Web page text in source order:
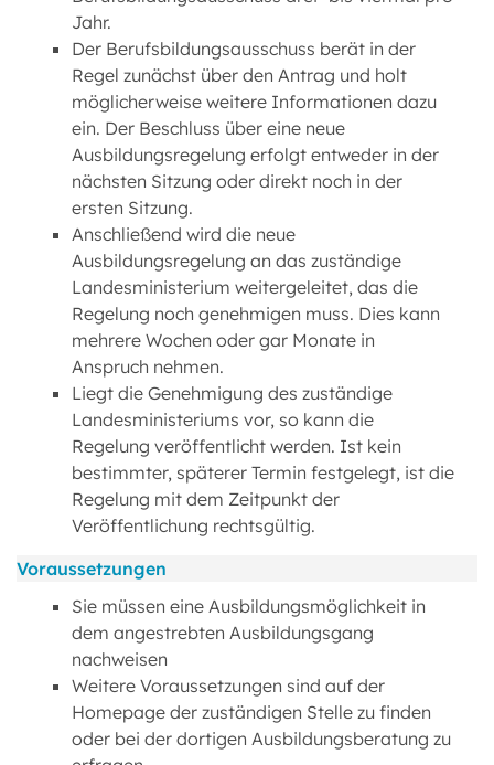
Jahr.
Der Berufsbildungsausschuss berät in der
Regel zunächst über den Antrag und holt
möglicherweise weitere Informationen dazu
ein. Der Beschluss über eine neue
Ausbildungsregelung erfolgt entweder in der
nächsten Sitzung oder direkt noch in der
ersten Sitzung.
Anschließend wird die neue
Ausbildungsregelung an das zuständige
Landesministerium weitergeleitet, das die
Regelung noch genehmigen muss. Dies kann
mehrere Wochen oder gar Monate in
Anspruch nehmen.
Liegt die Genehmigung des zuständige
Landesministeriums vor, so kann die
Regelung veröffentlicht werden. Ist kein
bestimmter, späterer Termin festgelegt, ist die
Regelung mit dem Zeitpunkt der
Veröffentlichung rechtsgültig.
Voraussetzungen
Sie müssen eine Ausbildungsmöglichkeit in
dem angestrebten Ausbildungsgang
nachweisen
Weitere Voraussetzungen sind auf der
Homepage der zuständigen Stelle zu finden
oder bei der dortigen Ausbildungsberatung zu